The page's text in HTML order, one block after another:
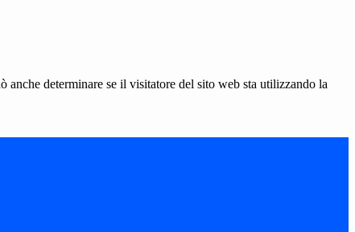
determinare se il visitatore del sito web sta utilizzando la